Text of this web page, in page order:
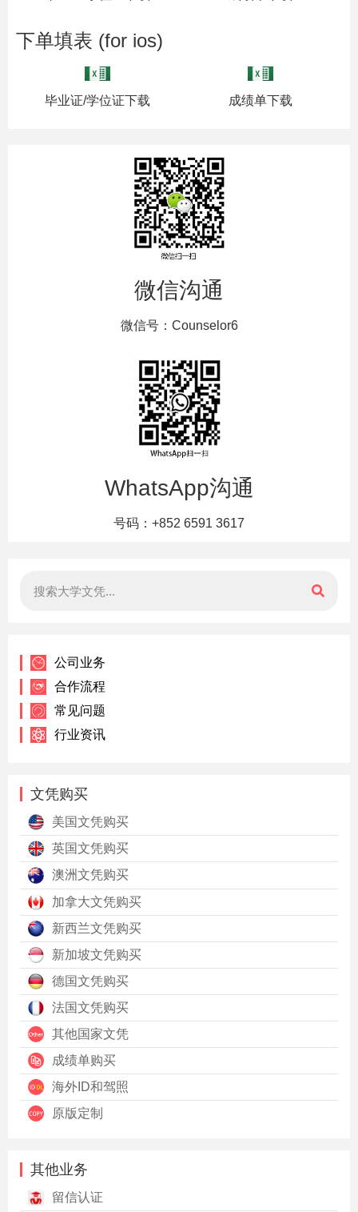
下单填表 (for ios)
毕业证/学位证下载 成绩单下载
微信沟通
微信号：Counselor6
WhatsApp沟通
号码：+852 6591 3617
公司业务
合作流程
常见问题
行业资讯
文凭购买
美国文凭购买
英国文凭购买
澳洲文凭购买
加拿大文凭购买
新西兰文凭购买
新加坡文凭购买
德国文凭购买
法国文凭购买
其他国家文凭
成绩单购买
海外ID和驾照
原版定制
其他业务
留信认证